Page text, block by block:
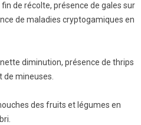
de récolte, présence de gales sur
de maladies cryptogamiques en
diminution, présence de thrips
de mineuses.
des fruits et légumes en